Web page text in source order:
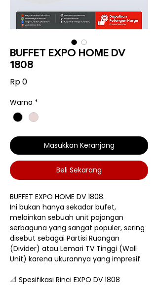
BUFFET EXPO HOME DV
1808
Rp 0Harga
Warna *
Masukkan Keranjang
Beli Sekarang
BUFFET EXPO HOME DV 1808.
Ini bukan hanya sekadar bufet,
melainkan sebuah unit pajangan
serbaguna yang sangat populer, sering
disebut sebagai Partisi Ruangan
(Divider) atau Lemari TV Tinggi (Wall
Unit) karena ukurannya yang impresif.
📐 Spesifikasi Rinci EXPO DV 1808